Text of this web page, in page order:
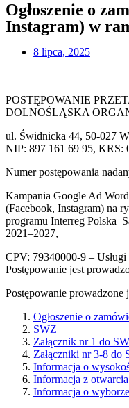
Ogłoszenie o
Instagram) w
8 lipca, 2025
POSTĘPOWANIE
DOLNOŚLĄSKA
ul. Świdnicka 44, 50-027
NIP: 897 161 69 95, KRS:
Numer postępowania
Kampania Google Ad
(Facebook, Instagram) na
programu Interreg
2021–2027,
CPV: 79340000-9 –
Postępowanie jest
Postępowanie prowadzone
Ogłoszenie o
SWZ
Załącznik nr 1 do
Załączniki nr 3-8 do
Informacja o
Informacja z
Informacja o